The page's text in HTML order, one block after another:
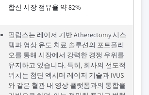
합산 시장 점유율 약 82%
필립스는 레이저 기반 Atherectomy 시스
템과 영상 유도 치료 솔루션의 포트폴리
오를 통해 시장에서 강력한 경쟁 우위를
유지하고 있습니다. 특히, 회사의 선도적
위치는 첨단 엑시머 레이저 기술과 IVUS
와 같은 혈관 내 영상 플랫폼과의 통합을